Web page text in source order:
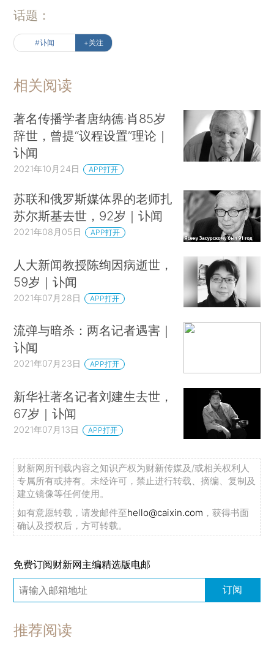
话题：
#讣闻 +关注
相关阅读
著名传播学者唐纳德·肖85岁
辞世，曾提“议程设置”理论｜
讣闻
2021年10月24日 APP打开
苏联和俄罗斯媒体界的老师扎
苏尔斯基去世，92岁｜讣闻
2021年08月05日 APP打开
人大新闻教授陈绚因病逝世，
59岁｜讣闻
2021年07月28日 APP打开
流弹与暗杀：两名记者遇害｜
讣闻
2021年07月23日 APP打开
新华社著名记者刘建生去世，
67岁｜讣闻
2021年07月13日 APP打开
财新网所刊载内容之知识产权为财新传媒及/或相关权利人
专属所有或持有。未经许可，禁止进行转载、摘编、复制及
建立镜像等任何使用。
如有意愿转载，请发邮件至hello@caixin.com ，获得书面
确认及授权后，方可转载。
免费订阅财新网主编精选版电邮
订阅
推荐阅读